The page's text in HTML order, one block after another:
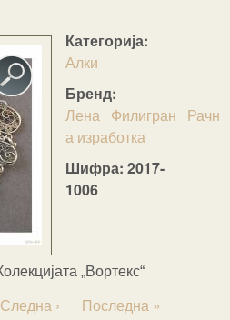
Категорија:
Алки
Бренд:
Лена Филигран
Рачн
а изработка
Шифра: 2017-
1006
„Вортекс“
Следна › Последна »